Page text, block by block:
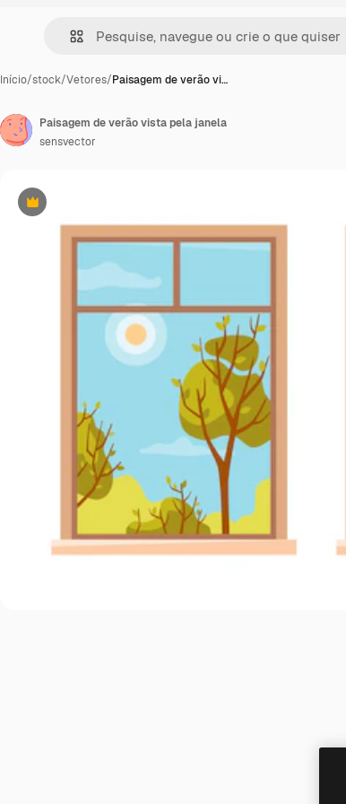
Início/stock/Vetores/Paisagem de verão vi…
Premium
Paisagem de verão vista pela janela
sensvector